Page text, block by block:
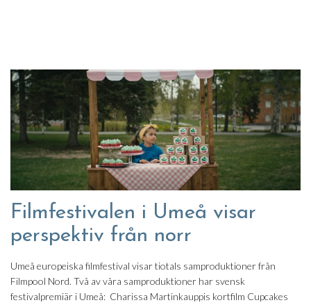
Filmfestivalen i Umeå visar
perspektiv från norr
Umeå europeiska filmfestival visar tiotals samproduktioner från
Filmpool Nord. Två av våra samproduktioner har svensk
festivalpremiär i Umeå: Charissa Martinkauppis kortfilm Cupcakes